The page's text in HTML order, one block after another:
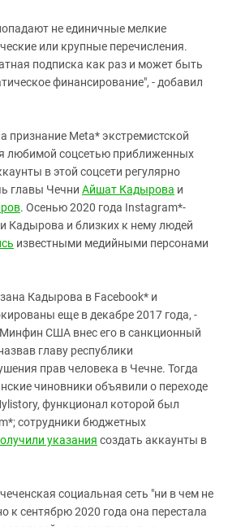
не единичные мелкие
или крупные перечисления.
подписка как раз и может быть
финансирование", - добавил
признание Meta* экстремистской
любимой соцсетью приближенных
в этой соцсети регулярно
главы Чечни Айшат Кадырова и
. Осенью 2020 года Instagram*-
Кадырова и близких к нему людей
известными медийными персонами
Кадырова в Facebook* и
еще в декабре 2017 года, -
Минфин США внес его в санкционный
главу республики
прав человека в Чечне. Тогда
чиновники объявили о переходе
функционал которой был
сотрудники бюджетных
указания создать аккаунты в
социальная сеть "ни в чем не
к сентябрю 2020 года она перестала